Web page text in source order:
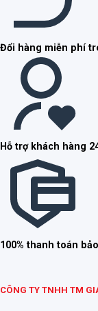
Đổi hàng miễn phí
Hỗ trợ khách hàng
100% thanh toán
CÔNG TY TNHH TM